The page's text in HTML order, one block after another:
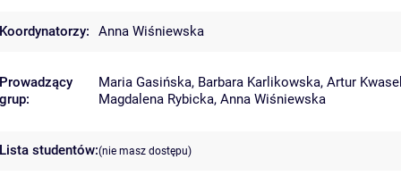
Koordynatorzy: Anna Wiśniewska
Prowadzący
grup:
Maria Gasińska, Barbara Karlikowska, Artur
Magdalena Rybicka, Anna Wiśniewska
Lista studentów:(nie masz dostępu)